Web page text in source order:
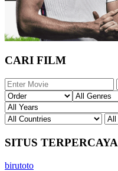
CARI FILM
SITUS TERPERCAYA
birutoto